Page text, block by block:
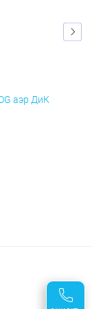
аэр ДиК